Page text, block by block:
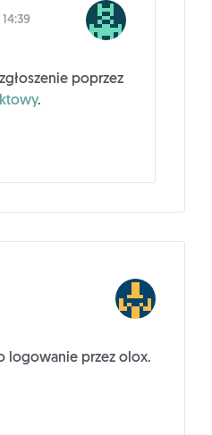
poprzez
.
logowanie przez olox.